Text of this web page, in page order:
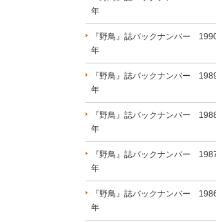
年
『野鳥』誌バックナンバー
年
『野鳥』誌バックナンバー
年
『野鳥』誌バックナンバー
年
『野鳥』誌バックナンバー
年
『野鳥』誌バックナンバー
年